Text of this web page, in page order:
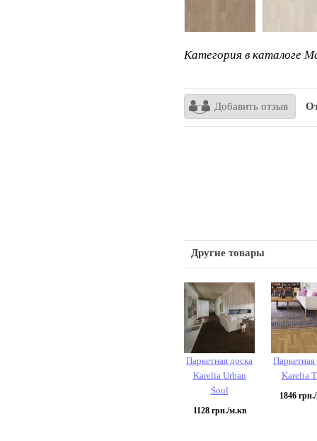
Категория в каталоге
Добавить отзыв
Другие товары
Паркетная доска
Karelia Urban
Soul
1128грн./м.кв
Паркетная
Karelia
1846